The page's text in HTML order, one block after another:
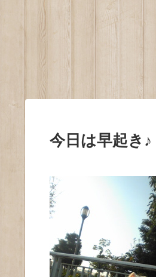
今日は早起き♪